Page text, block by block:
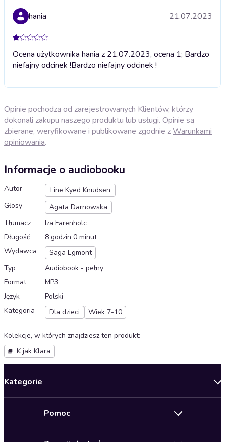
hania 21.07.2023
Ocena użytkownika hania z 21.07.2023, ocena 1; Bardzo
niefajny odcinek !Bardzo niefajny odcinek !
Opinie pochodzą od zarejestrowanych Klientów, którzy
dokonali zakupu naszego produktu lub usługi. Opinie są
zbierane, weryfikowane i publikowane zgodnie zWarunkami
opiniowania.
Informacje o audiobooku
Autor
Line Kyed Knudsen
Głosy
Agata Darnowska
Tłumacz
Iza Farenholc
Długość
8 godzin 0 minut
Wydawca
Saga Egmont
Typ
Audiobook - pełny
Format
MP3
Język
Polski
Kategoria
Dla dzieci Wiek 7-10
Kolekcje, w których znajdziesz ten produkt:
K jak Klara
Kategorie
Pomoc